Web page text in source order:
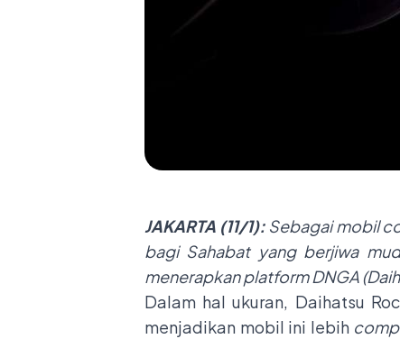
JAKARTA (11/1): Sebagai mobil
bagi Sahabat yang berjiwa
menerapkan platform DNGA
Dalam hal ukuran, Daihatsu
menjadikan mobil ini lebih